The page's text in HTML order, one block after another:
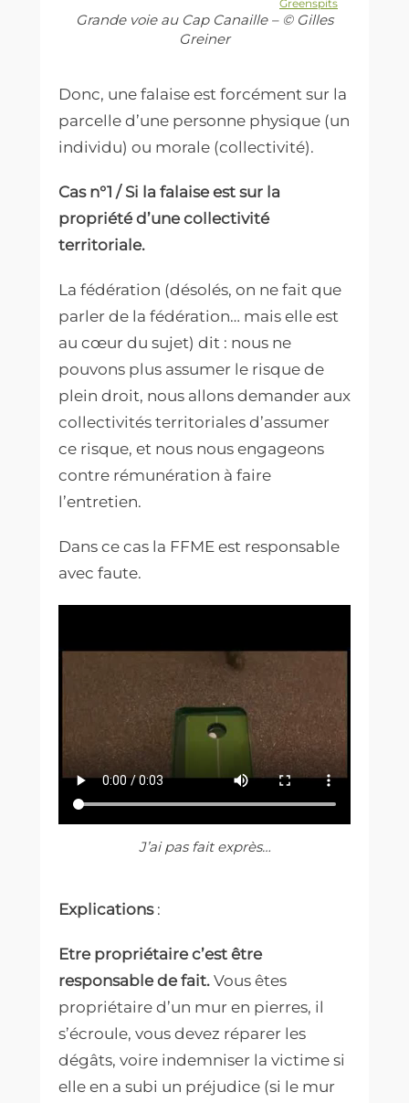
Greenspits
Grande voie au Cap Canaille – © Gilles
Greiner
Donc, une falaise est forcément sur la
parcelle d’une personne physique (un
individu) ou morale (collectivité).
Cas n°1 / Si la falaise est sur la
propriété d’une collectivité
territoriale.
La fédération (désolés, on ne fait que
parler de la fédération… mais elle est
au cœur du sujet) dit : nous ne
pouvons plus assumer le risque de
plein droit, nous allons demander aux
collectivités territoriales d’assumer
ce risque, et nous nous engageons
contre rémunération à faire
l’entretien.
Dans ce cas la FFME est responsable
avec faute.
J’ai pas fait exprès…
Explications:
Etre propriétaire c’est être
responsable de fait. Vous êtes
propriétaire d’un mur en pierres, il
s’écroule, vous devez réparer les
dégâts, voire indemniser la victime si
elle en a subi un préjudice (si le mur